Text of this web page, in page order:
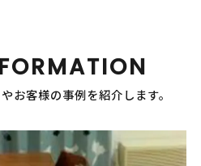
お客様の事例を紹介します。